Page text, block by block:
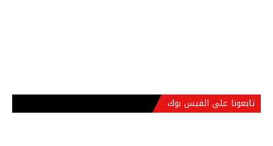
تابعونا على الفيس بوك